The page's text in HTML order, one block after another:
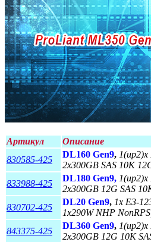
Артикул
Описание
830585-425
DL160 Gen9,
2x300GB SAS 10K
833988-425
DL180 Gen9,
2x300GB 12G SAS
830702-425
DL20 Gen9, 1x E3-
1x290W NHP
843375-425
DL360 Gen9,
2x300GB 12G 10K